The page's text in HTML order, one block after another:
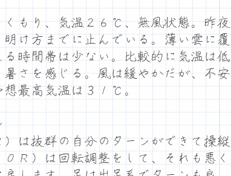
もり、気温２６℃、無風状態。昨夜
け方までに止んでいる。薄い雲に覆
時間帯は少ない。比較的に気温は低
さを感じる。風は緩やかだが、不安
最高気温は３１℃。
は抜群の自分のターンができて操縦
Ｒ）は回転調整をして、それも悪く